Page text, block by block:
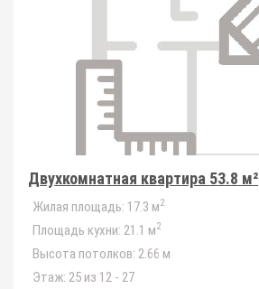
Двухкомнатная квартира 53.8 м²
Жилая площадь: 17.3 м2
Площадь кухни: 21.1 м2
Высота потолков: 2.66 м
Этаж: 25 из 12 - 27